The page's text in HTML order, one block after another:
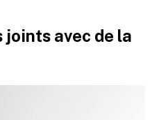
joints avec de la